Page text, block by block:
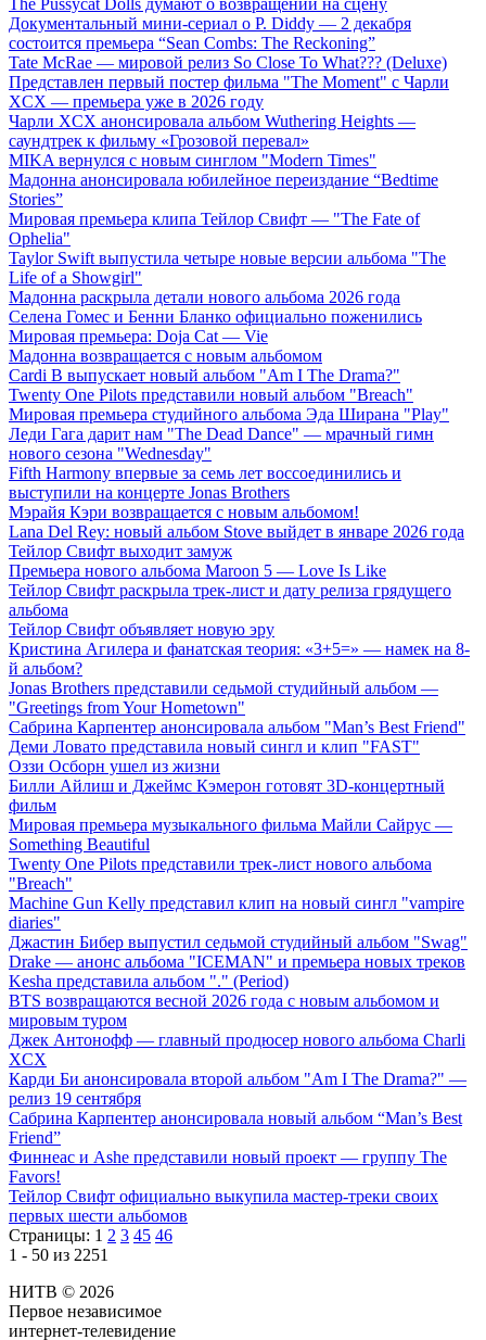
The Pussycat Dolls думают о возвращении на сцену
Документальный мини-сериал о P. Diddy — 2 декабря
состоится премьера “Sean Combs: The Reckoning”
Tate McRae — мировой релиз So Close To What??? (Deluxe)
Представлен первый постер фильма "The Moment" с Чарли
XCX — премьера уже в 2026 году
Чарли XCX анонсировала альбом Wuthering Heights —
саундтрек к фильму «Грозовой перевал»
MIKA вернулся с новым синглом "Modern Times"
Мадонна анонсировала юбилейное переиздание “Bedtime
Stories”
Мировая премьера клипа Тейлор Свифт — "The Fate of
Ophelia"
Taylor Swift выпустила четыре новые версии альбома "The
Life of a Showgirl"
Мадонна раскрыла детали нового альбома 2026 года
Селена Гомес и Бенни Бланко официально поженились
Мировая премьера: Doja Cat — Vie
Мадонна возвращается с новым альбомом
Cardi B выпускает новый альбом "Am I The Drama?"
Twenty One Pilots представили новый альбом "Breach"
Мировая премьера студийного альбома Эда Ширана "Play"
Леди Гага дарит нам "The Dead Dance" — мрачный гимн
нового сезона "Wednesday"
Fifth Harmony впервые за семь лет воссоединились и
выступили на концерте Jonas Brothers
Мэрайя Кэри возвращается с новым альбомом!
Lana Del Rey: новый альбом Stove выйдет в январе 2026 года
Тейлор Свифт выходит замуж
Премьера нового альбома Maroon 5 — Love Is Like
Тейлор Свифт раскрыла трек-лист и дату релиза грядущего
альбома
Тейлор Свифт объявляет новую эру
Кристина Агилера и фанатская теория: «3+5=» — намек на 8-
й альбом?
Jonas Brothers представили седьмой студийный альбом —
"Greetings from Your Hometown"
Сабрина Карпентер анонсировала альбом "Man’s Best Friend"
Деми Ловато представила новый сингл и клип "FAST"
Оззи Осборн ушел из жизни
Билли Айлиш и Джеймс Кэмерон готовят 3D-концертный
фильм
Мировая премьера музыкального фильма Майли Сайрус —
Something Beautiful
Twenty One Pilots представили трек-лист нового альбома
"Breach"
Machine Gun Kelly представил клип на новый сингл "vampire
diaries"
Джастин Бибер выпустил седьмой студийный альбом "Swag"
Drake — анонс альбома "ICEMAN" и премьера новых треков
Kesha представила альбом "." (Period)
BTS возвращаются весной 2026 года с новым альбомом и
мировым туром
Джек Антонофф — главный продюсер нового альбома Charli
XCX
Карди Би анонсировала второй альбом "Am I The Drama?" —
релиз 19 сентября
Сабрина Карпентер анонсировала новый альбом “Man’s Best
Friend”
Финнеас и Ashe представили новый проект — группу The
Favors!
Тейлор Свифт официально выкупила мастер-треки своих
первых шести альбомов
Страницы: 1 2 3 45 46
1 - 50 из 2251
НИТВ © 2026
Первое независимое
интернет-телевидение